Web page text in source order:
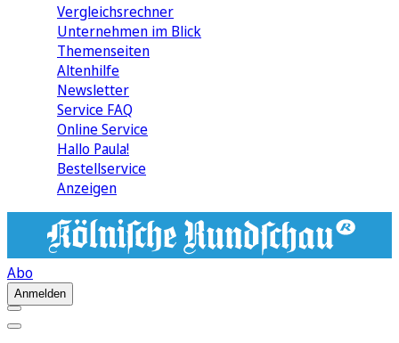
Vergleichsrechner
Unternehmen im Blick
Themenseiten
Altenhilfe
Newsletter
Service FAQ
Online Service
Hallo Paula!
Bestellservice
Anzeigen
Abo
Anmelden